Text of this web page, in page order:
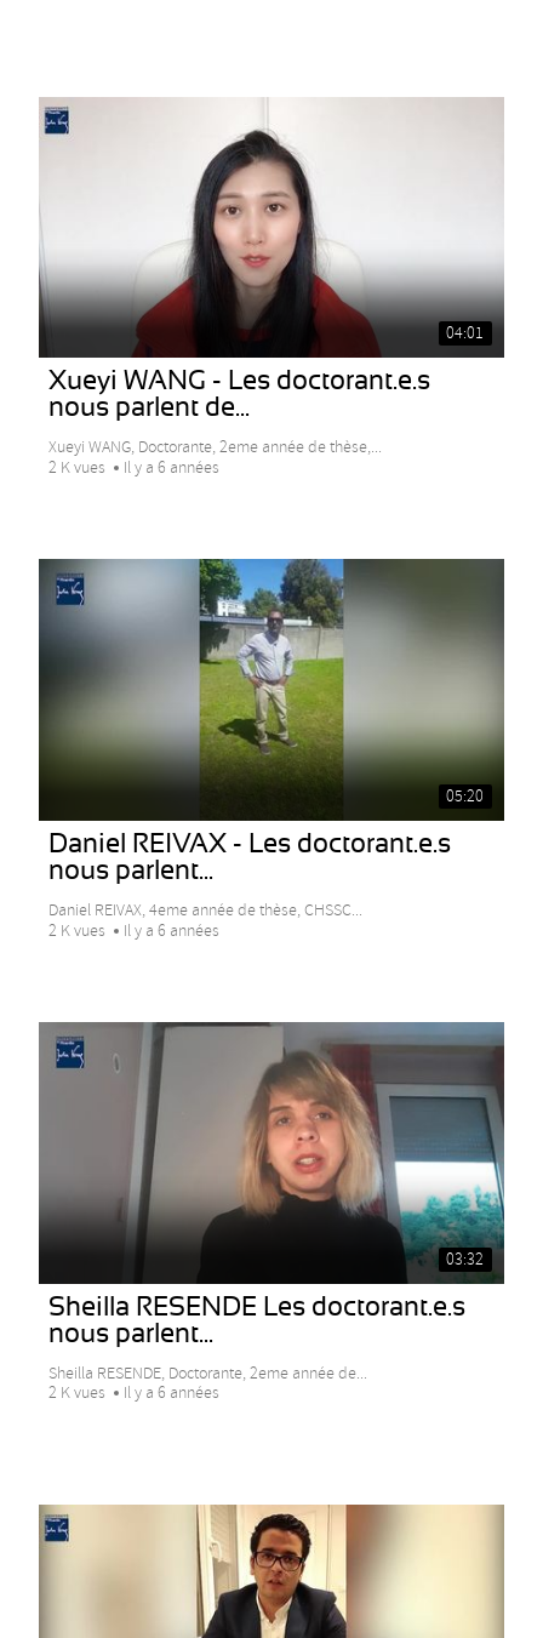
04:01
Xueyi WANG - Les doctorant.e.s
nous parlent de...
Xueyi WANG, Doctorante, 2eme année de thèse,...
2 K vues
Il y a 6 années
05:20
Daniel REIVAX - Les doctorant.e.s
nous parlent...
Daniel REIVAX, 4eme année de thèse, CHSSC...
2 K vues
Il y a 6 années
03:32
Sheilla RESENDE Les doctorant.e.s
nous parlent...
Sheilla RESENDE, Doctorante, 2eme année de...
2 K vues
Il y a 6 années